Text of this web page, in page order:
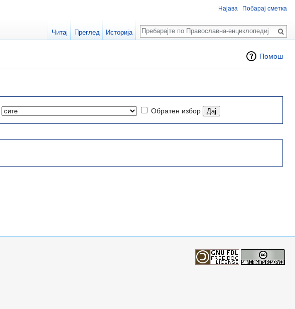
Помош
Обратен избор
Најава Побарај сметка
Читај Преглед Историја
Пребарај